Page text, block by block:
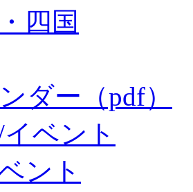
四国
ダー（pdf）
ベント
ント